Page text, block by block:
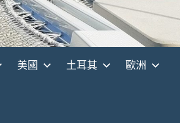
美國 土耳其 歐洲